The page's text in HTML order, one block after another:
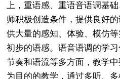
上，重语感、重语音语调基
师积极创造条件，提供良好
供大量的感知、体验、模仿
初步的语感。语音语调的学习
节奏和语流等多方面，教学
为目的的教学，通过多听、